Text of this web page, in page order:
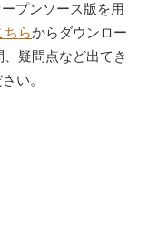
プンソース版を用
ちらからダウンロー
疑問点など出てき
い。